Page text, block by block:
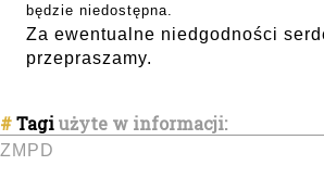
będzie niedostępna.
Za ewentualne niedgodności
przepraszamy.
#Tagiużyte w informacji:
ZMPD